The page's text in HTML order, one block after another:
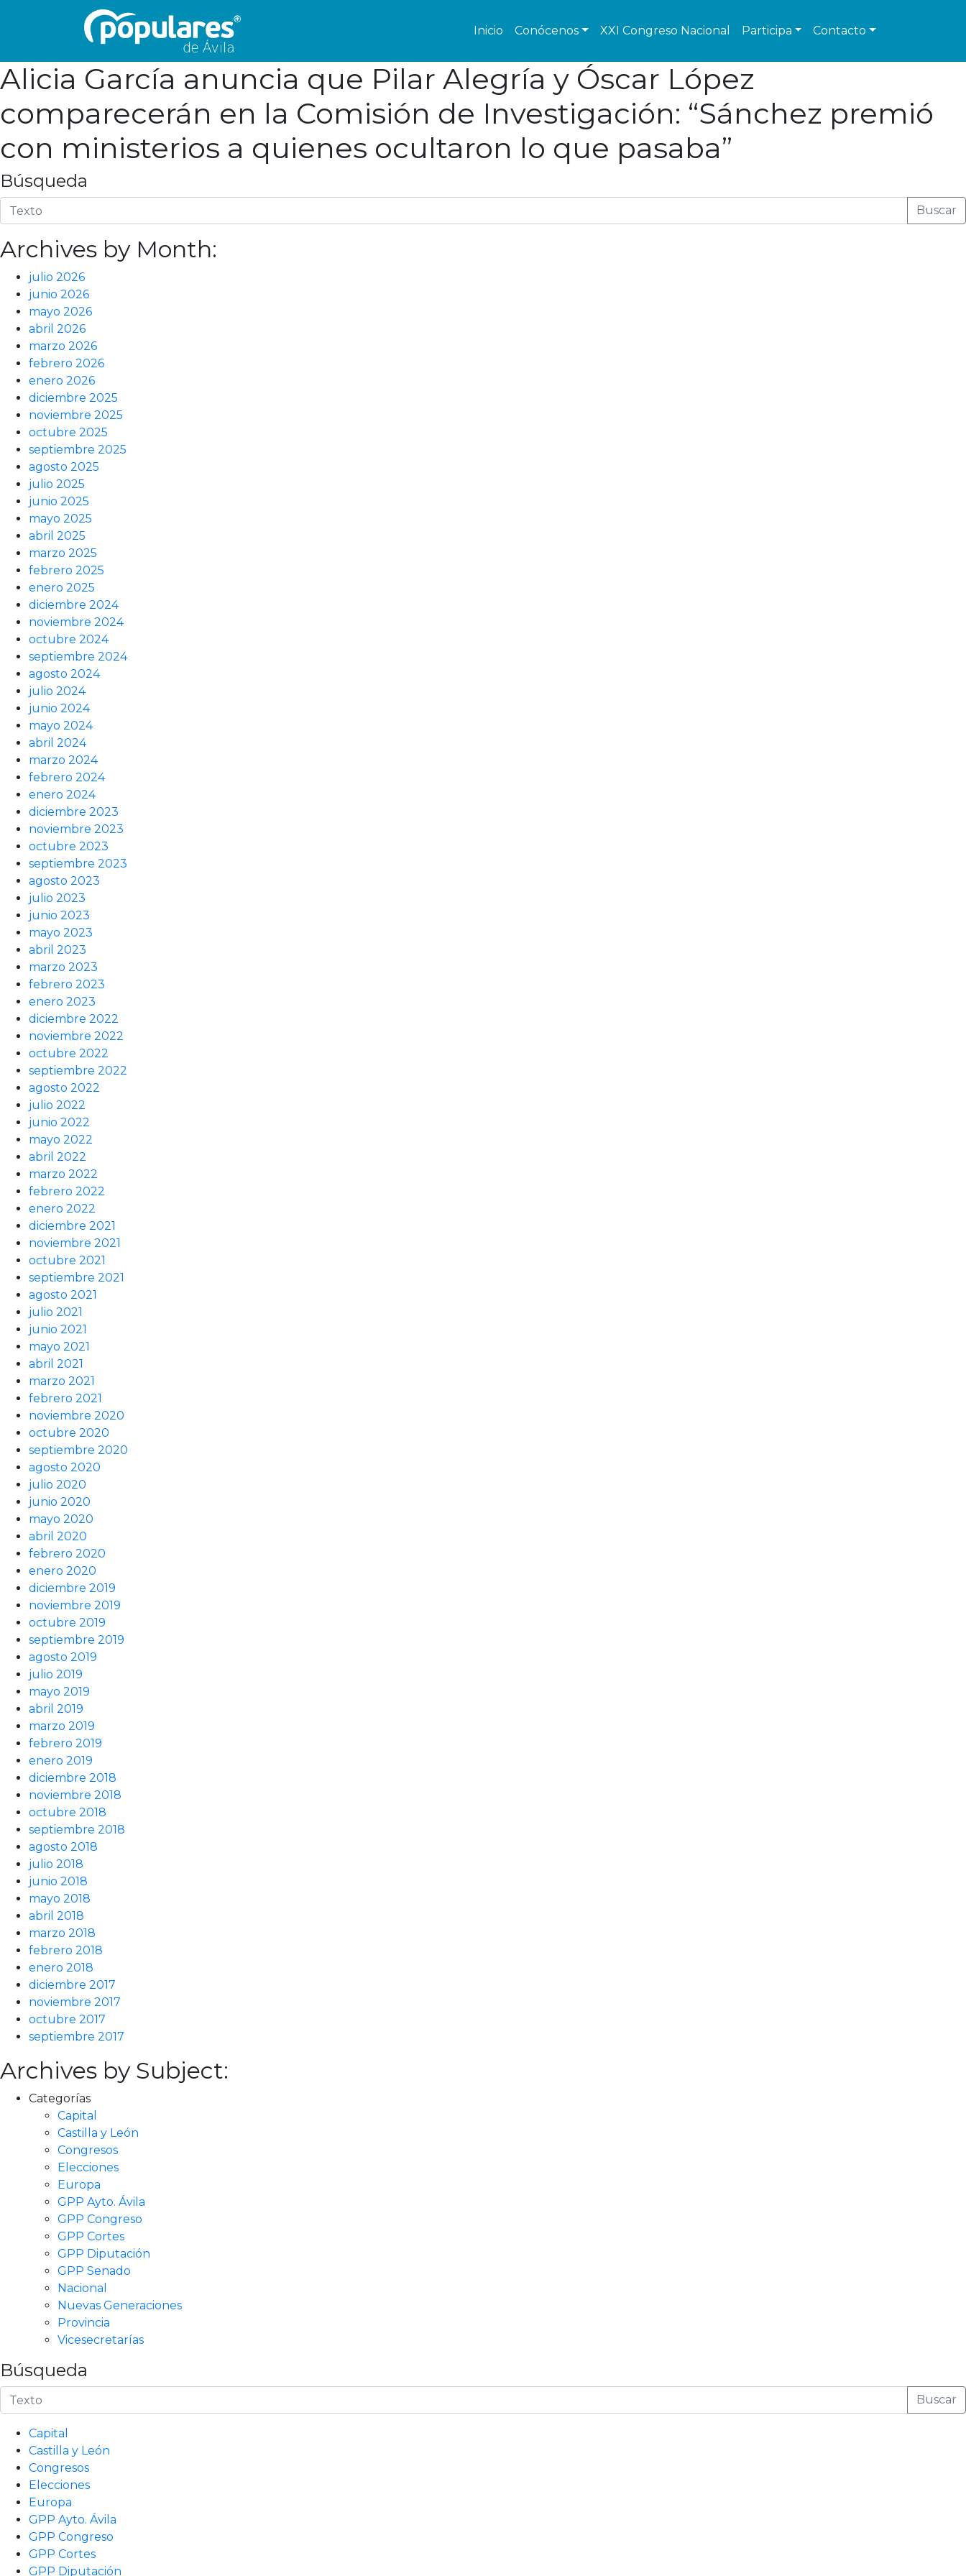
Inicio Conócenos XXI Congreso Nacional Participa Contacto
Alicia García anuncia que Pilar Alegría y Óscar López
comparecerán en la Comisión de Investigación: “Sánchez premió
con ministerios a quienes ocultaron lo que pasaba”
Búsqueda
Buscar
Archives by Month:
julio 2026
junio 2026
mayo 2026
abril 2026
marzo 2026
febrero 2026
enero 2026
diciembre 2025
noviembre 2025
octubre 2025
septiembre 2025
agosto 2025
julio 2025
junio 2025
mayo 2025
abril 2025
marzo 2025
febrero 2025
enero 2025
diciembre 2024
noviembre 2024
octubre 2024
septiembre 2024
agosto 2024
julio 2024
junio 2024
mayo 2024
abril 2024
marzo 2024
febrero 2024
enero 2024
diciembre 2023
noviembre 2023
octubre 2023
septiembre 2023
agosto 2023
julio 2023
junio 2023
mayo 2023
abril 2023
marzo 2023
febrero 2023
enero 2023
diciembre 2022
noviembre 2022
octubre 2022
septiembre 2022
agosto 2022
julio 2022
junio 2022
mayo 2022
abril 2022
marzo 2022
febrero 2022
enero 2022
diciembre 2021
noviembre 2021
octubre 2021
septiembre 2021
agosto 2021
julio 2021
junio 2021
mayo 2021
abril 2021
marzo 2021
febrero 2021
noviembre 2020
octubre 2020
septiembre 2020
agosto 2020
julio 2020
junio 2020
mayo 2020
abril 2020
febrero 2020
enero 2020
diciembre 2019
noviembre 2019
octubre 2019
septiembre 2019
agosto 2019
julio 2019
mayo 2019
abril 2019
marzo 2019
febrero 2019
enero 2019
diciembre 2018
noviembre 2018
octubre 2018
septiembre 2018
agosto 2018
julio 2018
junio 2018
mayo 2018
abril 2018
marzo 2018
febrero 2018
enero 2018
diciembre 2017
noviembre 2017
octubre 2017
septiembre 2017
Archives by Subject:
Categorías
Capital
Castilla y León
Congresos
Elecciones
Europa
GPP Ayto. Ávila
GPP Congreso
GPP Cortes
GPP Diputación
GPP Senado
Nacional
Nuevas Generaciones
Provincia
Vicesecretarías
Búsqueda
Buscar
Capital
Castilla y León
Congresos
Elecciones
Europa
GPP Ayto. Ávila
GPP Congreso
GPP Cortes
GPP Diputación